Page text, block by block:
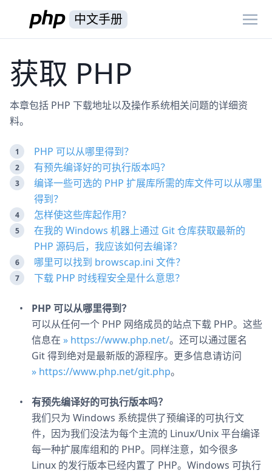
中文手册
获取 PHP
本章包括 PHP 下载地址以及操作系统相关问题的详细资
料。
PHP 可以从哪里得到？
有预先编译好的可执行版本吗？
编译一些可选的 PHP 扩展库所需的库文件可以从哪里
得到？
怎样使这些库起作用？
在我的 Windows 机器上通过 Git 仓库获取最新的
PHP 源码后，我应该如何去编译？
哪里可以找到 browscap.ini 文件？
下载 PHP 时线程安全是什么意思？
PHP 可以从哪里得到？
可以从任何一个 PHP 网络成员的站点下载 PHP。这些
信息在 » https://www.php.net/。还可以通过匿名
Git 得到绝对是最新版的源程序。更多信息请访问
» https://www.php.net/git.php。
有预先编译好的可执行版本吗？
我们只为 Windows 系统提供了预编译的可执行文
件，因为我们没法为每个主流的 Linux/Unix 平台编译
每一种扩展库组和的 PHP。同样注意，如今很多
Linux 的发行版本已经内置了 PHP。Windows 可执行